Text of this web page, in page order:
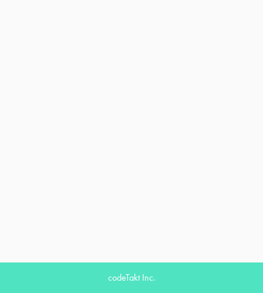
codeTakt Inc.